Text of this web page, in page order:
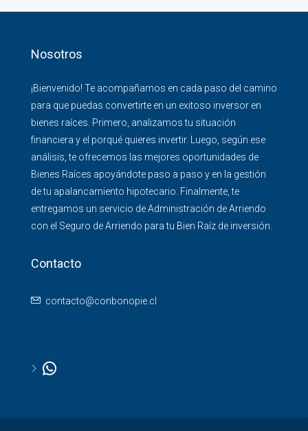
Nosotros
¡Bienvenido! Te acompañamos en cada paso del camino
para que puedas convertirte en un exitoso inversor en
bienes raíces. Primero, analizamos tu situación
financiera y el porqué quieres invertir. Luego, según ese
análisis, te ofrecemos las mejores oportunidades de
Bienes Raíces apoyándote paso a paso y en la gestión
de tu apalancamiento hipotecario. Finalmente, te
entregamos un servicio de Administración de Arriendo
con el Seguro de Arriendo para tu Bien Raíz de inversión.
Contacto
contacto@conbonopie.cl